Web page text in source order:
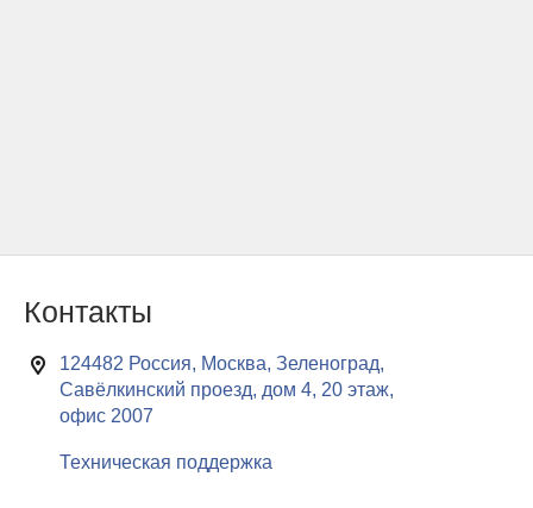
Контакты
124482 Россия, Москва, Зеленоград,
Савёлкинский проезд, дом 4, 20 этаж,
офис 2007
Техническая поддержка